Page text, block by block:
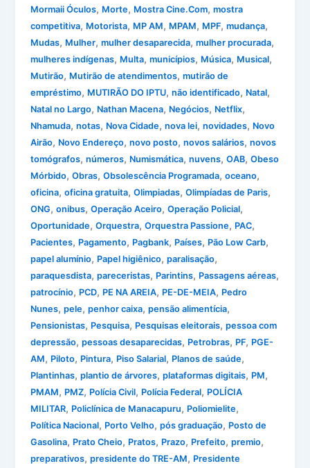
Mormaii Óculos, Morte, Mostra Cine.Com,mostra
competitiva, Motorista, MP AM, MPAM, MPF,mudança,
Mudas, Mulher,mulher desaparecida,mulher procurada,
mulheres indígenas, Multa,municípios, Música, Musical,
Mutirão, Mutirão de atendimentos,mutirão de
empréstimo, MUTIRÃO DO IPTU,não identificado, Natal,
Natal no Largo, Nathan Macena, Negócios, Netflix,
Nhamuda,notas, Nova Cidade,nova lei,novidades, Novo
Airão, Novo Endereço,novo posto,novos salários,novos
tomógrafos,números, Numismática,nuvens,OAB,Obeso
Mórbido,Obras,Obsolescência Programada,oceano,
oficina,oficina gratuita,Olimpiadas,Olimpíadas de Paris,
ONG,onibus,Operação Aceiro,Operação Policial,
Oportunidade,Orquestra,Orquestra Passione, PAC,
Pacientes, Pagamento, Pagbank, Países, Pão Low Carb,
papel alumínio, Papel higiênico,paralisação,
paraquesdista,pareceristas, Parintins, Passagens aéreas,
patrocínio, PCD, PE NA AREIA, PE-DE-MEIA, Pedro
Nunes,pele,penhor caixa,pensão alimentícia,
Pensionistas, Pesquisa, Pesquisas eleitorais,pessoa com
depressão,pessoas desaparecidas, Petrobras, PF, PGE-
AM, Piloto, Pintura, Piso Salarial, Planos de saúde,
Plantinhas,plantio de árvores,plataformas digitais, PM,
PMAM, PMZ, Polícia Civil, Polícia Federal, POLÍCIA
MILITAR, Policlínica de Manacapuru, Poliomielite,
Política Nacional, Porto Velho,pós graduação, Posto de
Gasolina, Prato Cheio, Pratos, Prazo, Prefeito,premio,
preparativos,presidente do TRE-AM, Presidente